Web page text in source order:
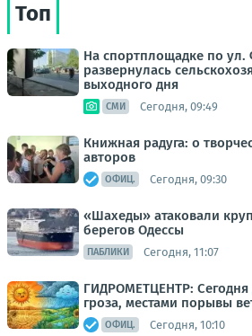
Топ
На спортплощадке по ул.
развернулась
выходного дня
СМИ Сегодня, 09:49
Книжная радуга: о
авторов
ОФИЦ. Сегодня, 09:30
«Шахеды» атаковали
берегов Одессы
ПАБЛИКИ Сегодня, 11:07
ГИДРОМЕТЦЕНТР: Сегодня
гроза, местами порывы
ОФИЦ. Сегодня, 10:10